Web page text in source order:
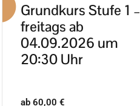
Grundkurs Stufe 1 –
freitags ab
04.09.2026 um
20:30 Uhr
ab 60,00 €
werden